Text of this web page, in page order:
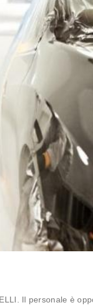
Il personale è